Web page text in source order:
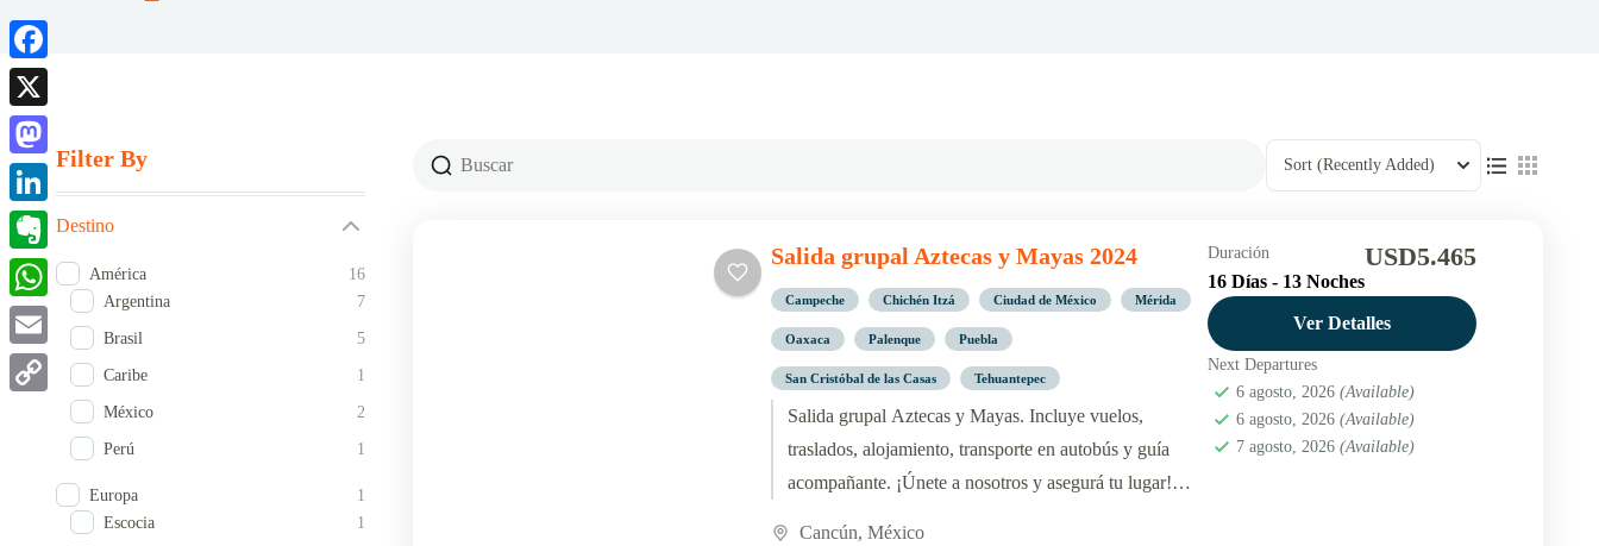
Filter By
Destino
América
16
Argentina
7
Brasil 5
Caribe 1
México 2
Perú 1
Europa
1
Escocia
1
Sort (Recently Added)
Salida grupal Aztecas y Mayas 2024
Campeche Chichén Itzá Ciudad de México Mérida
Oaxaca Palenque Puebla
San Cristóbal de las Casas Tehuantepec
Salida grupal Aztecas y Mayas. Incluye vuelos,
traslados, alojamiento, transporte en autobús y guía
acompañante. ¡Únete a nosotros y asegurá tu lugar!
Cancún, México
Duración
16 Días - 13 Noches
USD5.465
Ver Detalles
Next Departures
6 agosto, 2026 (Available)
6 agosto, 2026 (Available)
7 agosto, 2026 (Available)
Facebook
X
Mastodon
LinkedIn
Evernote
WhatsApp
Email